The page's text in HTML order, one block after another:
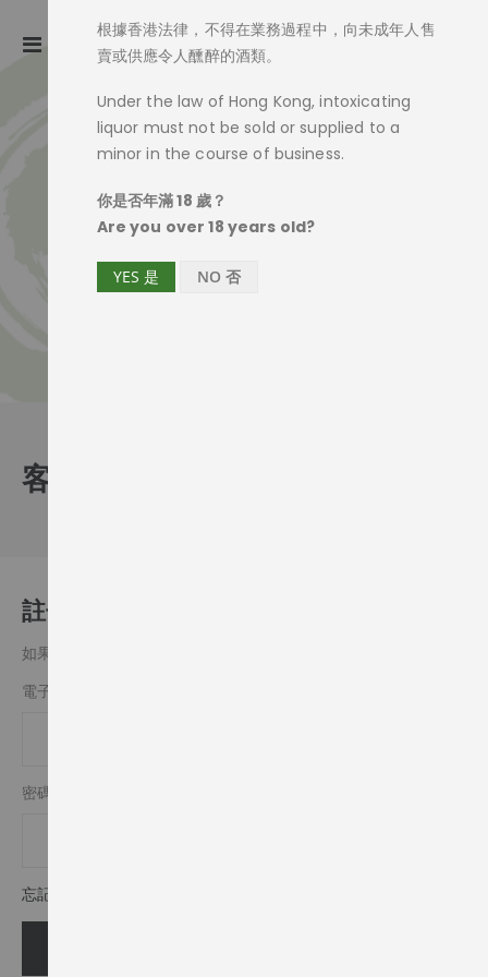
Toggle
客戶登入
註冊客戶
如果你有一個帳戶，請用您的電子郵件地址登入.
電子郵件
密碼
忘記密碼?
根據香港法律，不得在業務過程中，向未成年人售
賣或供應令人醺醉的酒類。
Under the law of Hong Kong, intoxicating
liquor must not be sold or supplied to a
minor in the course of business.
你是否年滿 18 歲？
Are you over 18 years old?
YES 是 NO 否